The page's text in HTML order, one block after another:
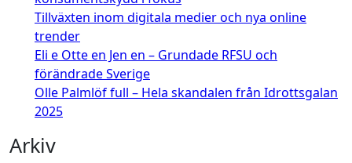
Tillväxten inom digitala medier och nya online
trender
Eli e Otte en Jen en – Grundade RFSU och
förändrade Sverige
Olle Palmlöf full – Hela skandalen från Idrottsgalan
2025
Arkiv